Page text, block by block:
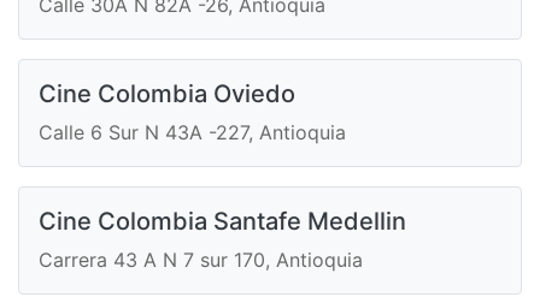
Cine Colombia Oviedo
Calle 6 Sur N 43A -227, Antioquia
Cine Colombia Santafe Medellin
Carrera 43 A N 7 sur 170, Antioquia